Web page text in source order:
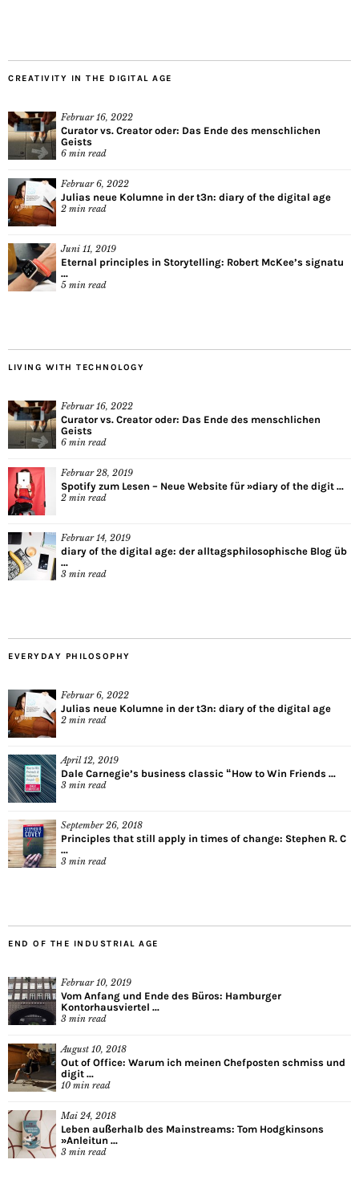
CREATIVITY IN THE DIGITAL AGE
Februar 16, 2022
Curator vs. Creator oder: Das Ende des menschlichen
Geists
6 min read
Februar 6, 2022
Julias neue Kolumne in der t3n: diary of the digital age
2 min read
Juni 11, 2019
Eternal principles in Storytelling: Robert McKee’s signatu
...
5 min read
LIVING WITH TECHNOLOGY
Februar 16, 2022
Curator vs. Creator oder: Das Ende des menschlichen
Geists
6 min read
Februar 28, 2019
Spotify zum Lesen – Neue Website für »diary of the digit ...
2 min read
Februar 14, 2019
diary of the digital age: der alltagsphilosophische Blog üb
...
3 min read
EVERYDAY PHILOSOPHY
Februar 6, 2022
Julias neue Kolumne in der t3n: diary of the digital age
2 min read
April 12, 2019
Dale Carnegie’s business classic “How to Win Friends ...
3 min read
September 26, 2018
Principles that still apply in times of change: Stephen R. C
...
3 min read
END OF THE INDUSTRIAL AGE
Februar 10, 2019
Vom Anfang und Ende des Büros: Hamburger
Kontorhausviertel ...
3 min read
August 10, 2018
Out of Office: Warum ich meinen Chefposten schmiss und
digit ...
10 min read
Mai 24, 2018
Leben außerhalb des Mainstreams: Tom Hodgkinsons
»Anleitun ...
3 min read